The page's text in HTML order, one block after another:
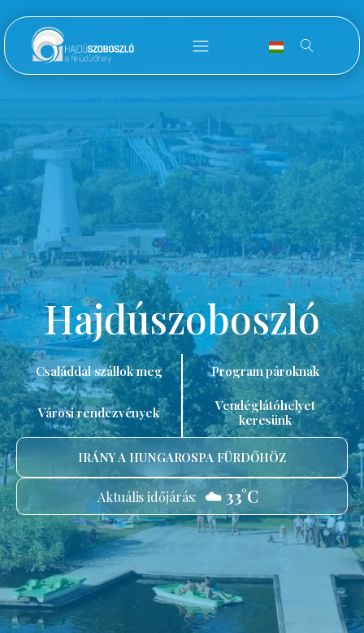
Hajdúszoboszló
Családdal szállok meg Program pároknak
Városi rendezvények
Vendéglátóhelyet
keresünk
IRÁNY A HUNGAROSPA FÜRDŐHÖZ
Aktuális időjárás: ☁️ 33°C